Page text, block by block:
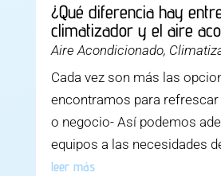
¿Qué diferencia hay
climatizador y el aire
Aire Acondicionado,
Cada vez son más las
encontramos para
o negocio- Así podemos
equipos a las necesidades
leer más